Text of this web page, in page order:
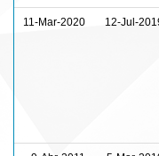
11-Mar-2020 12-Jul-